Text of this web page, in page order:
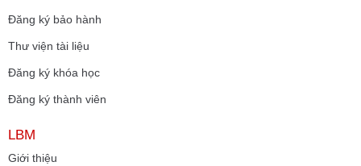
Đăng ký bảo hành
Thư viện tài liệu
Đăng ký khóa học
Đăng ký thành viên
LBM
Giới thiệu